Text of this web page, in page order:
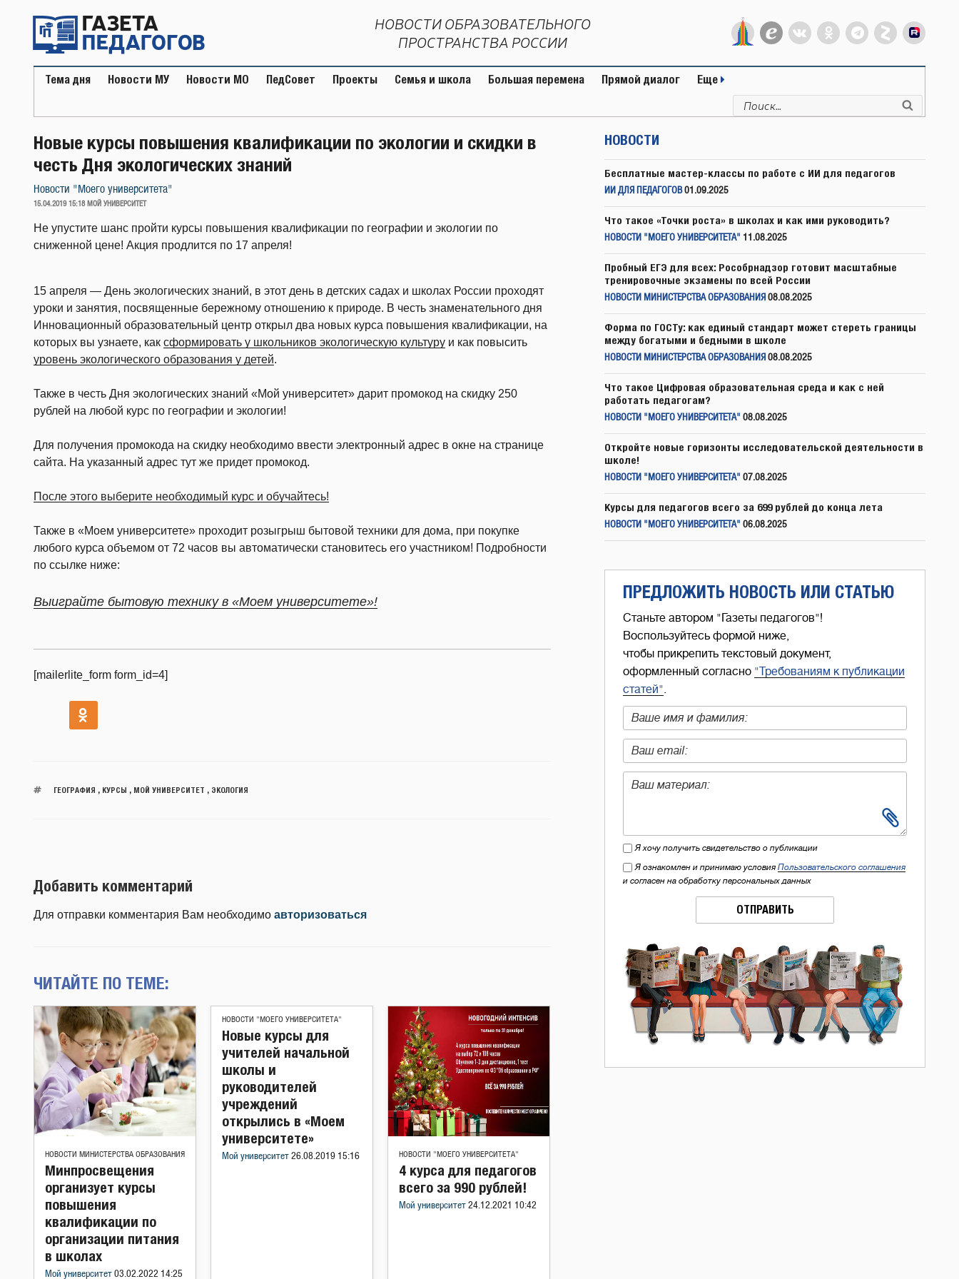
содержимому
НОВОСТИ ОБРАЗОВАТЕЛЬНОГО
ПРОСТРАНСТВА РОССИИ
Тема дня Новости МУ Новости МО ПедСовет Проекты Семья и школа Большая перемена Прямой диалог Еще
Искать:
Новые курсы повышения квалификации по экологии и скидки в
честь Дня экологических знаний
Новости "Моего университета"
ОПУБЛИКОВАНО
15.04.2019 15:18 МОЙ УНИВЕРСИТЕТ
Не упустите шанс пройти курсы повышения квалификации по географии и экологии по
сниженной цене! Акция продлится по 17 апреля!
15 апреля — День экологических знаний, в этот день в детских садах и школах России проходят
уроки и занятия, посвященные бережному отношению к природе. В честь знаменательного дня
Инновационный образовательный центр открыл два новых курса повышения квалификации, на
которых вы узнаете, как сформировать у школьников экологическую культуру и как повысить
уровень экологического образования у детей.
Также в честь Дня экологических знаний «Мой университет» дарит промокод на скидку 250
рублей на любой курс по географии и экологии!
Для получения промокода на скидку необходимо ввести электронный адрес в окне на странице
сайта. На указанный адрес тут же придет промокод.
После этого выберите необходимый курс и обучайтесь!
Также в «Моем университете» проходит розыгрыш бытовой техники для дома, при покупке
любого курса объемом от 72 часов вы автоматически становитесь его участником! Подробности
по ссылке ниже:
Выиграйте бытовую технику в «Моем университете»!
[mailerlite_form form_id=4]
ГЕОГРАФИЯ КУРСЫ МОЙ УНИВЕРСИТЕТ ЭКОЛОГИЯ
Добавить комментарий
Для отправки комментария Вам необходимо авторизоваться
ЧИТАЙТЕ ПО ТЕМЕ:
НОВОСТИ МИНИСТЕРСТВА ОБРАЗОВАНИЯ
Минпросвещения
организует курсы
повышения
квалификации по
организации питания
в школах
Мой университет 03.02.2022 14:25
НОВОСТИ "МОЕГО УНИВЕРСИТЕТА"
Новые курсы для
учителей начальной
школы и
руководителей
учреждений
открылись в «Моем
университете»
Мой университет 26.08.2019 15:16 НОВОСТИ "МОЕГО УНИВЕРСИТЕТА"
4 курса для педагогов
всего за 990 рублей!
Мой университет 24.12.2021 10:42
НОВОСТИ
Бесплатные мастер-классы по работе с ИИ для педагогов
ИИ ДЛЯ ПЕДАГОГОВ 01.09.2025
Что такое «Точки роста» в школах и как ими руководить?
НОВОСТИ "МОЕГО УНИВЕРСИТЕТА" 11.08.2025
Пробный ЕГЭ для всех: Рособрнадзор готовит масштабные
тренировочные экзамены по всей России
НОВОСТИ МИНИСТЕРСТВА ОБРАЗОВАНИЯ 08.08.2025
Форма по ГОСТу: как единый стандарт может стереть границы
между богатыми и бедными в школе
НОВОСТИ МИНИСТЕРСТВА ОБРАЗОВАНИЯ 08.08.2025
Что такое Цифровая образовательная среда и как с ней
работать педагогам?
НОВОСТИ "МОЕГО УНИВЕРСИТЕТА" 08.08.2025
Откройте новые горизонты исследовательской деятельности в
школе!
НОВОСТИ "МОЕГО УНИВЕРСИТЕТА" 07.08.2025
Курсы для педагогов всего за 699 рублей до конца лета
НОВОСТИ "МОЕГО УНИВЕРСИТЕТА" 06.08.2025
ПРЕДЛОЖИТЬ НОВОСТЬ ИЛИ СТАТЬЮ
Станьте автором "Газеты педагогов"!
Воспользуйтесь формой ниже,
чтобы прикрепить текстовый документ,
оформленный согласно "Требованиям к публикации
статей".
Я хочу получить свидетельство о публикации
Я ознакомлен и принимаю условия Пользовательского соглашения
и согласен на обработку персональных данных
ОТПРАВИТЬ